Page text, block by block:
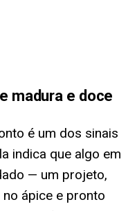
madura e doce
é um dos sinais
indica que algo em
— um projeto,
ápice e pronto